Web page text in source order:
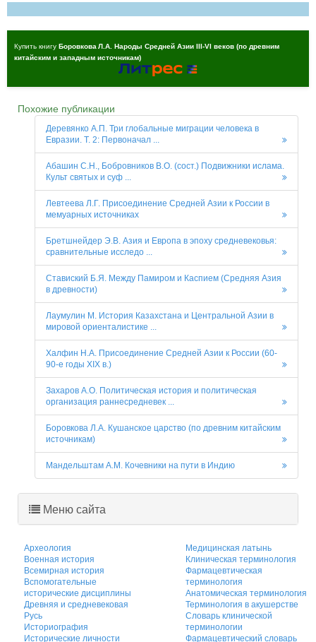
Купить книгу Боровкова Л.А. Народы Средней Азии III-VI веков (по древним
китайским и западным источникам)
Похожие публикации
Деревянко А.П. Три глобальные миграции человека в
Евразии. Т. 2: Первоначал ...
Абашин С.Н., Бобровников В.О. (сост.) Подвижники ислама.
Культ святых и суф ...
Левтеева Л.Г. Присоединение Средней Азии к России в
мемуарных источниках
Бретшнейдер Э.В. Азия и Европа в эпоху средневековья:
сравнительные исследо ...
Ставиский Б.Я. Между Памиром и Каспием (Средняя Азия
в древности)
Лаумулин М. История Казахстана и Центральной Азии в
мировой ориенталистике ...
Халфин Н.А. Присоединение Средней Азии к России (60-
90-е годы ХІХ в.)
Захаров А.О. Политическая история и политическая
организация раннесредневек ...
Боровкова Л.А. Кушанское царство (по древним китайским
источникам)
Мандельштам А.М. Кочевники на пути в Индию
Меню сайта
Археология
Военная история
Всемирная история
Вспомогательные
исторические дисциплины
Древняя и средневековая
Русь
Историография
Исторические личности
Медицинская латынь
Клиническая терминология
Фармацевтическая
терминология
Анатомическая терминология
Терминология в акушерстве
Словарь клинической
терминологии
Фармацевтический словарь